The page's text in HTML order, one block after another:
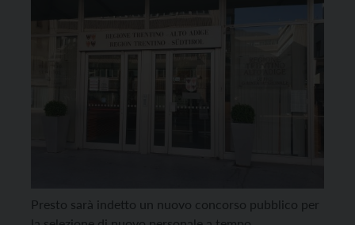
Presto sarà indetto un nuovo concorso pubblico per